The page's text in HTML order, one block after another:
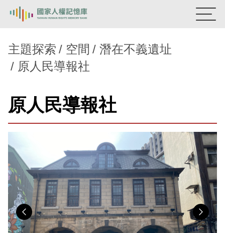
熱門關鍵字：陳孟和
主題探索
背景知識
關於我們
意見信箱
主題探索 空間
潛在不義遺址
原人民導報社
原人民導報社
Previous